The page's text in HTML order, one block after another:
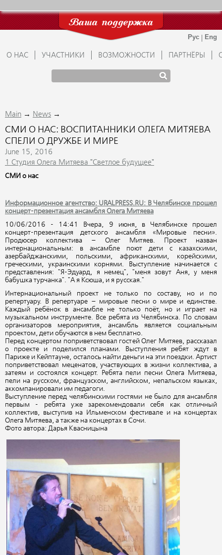
Ваша поддержка
О НАС УЧАСТНИКИ ВОЗМОЖНОСТИ ПАРТНЁРЫ
Main → News →
СМИ О НАС: ВОСПИТАННИКИ ОЛЕГА МИТЯЕВА
СПЕЛИ О ДРУЖБЕ И МИРЕ
June 15, 2016
1 Студия Олега Митяева "Светлое будущее"
СМИ о нас
Информационное агентство: URALPRESS.RU: В Челябинске прошел
концерт-презентация ансамбля Олега Митяева
10/06/2016 - 14:41 Вчера, 9 июня, в Челябинске прошел
концерт-презентация детского ансамбля «Мировые песни».
Продюсер коллектива – Олег Митяев. Проект назван
интернациональным: в ансамбле поют дети с казахскими,
азербайджанскими, польскими, африканскими, корейскими,
греческими, украинскими корнями. Выступление начинается с
представления: "Я-Эдуард, я немец", "меня зовут Аня, у меня
бабушка турчанка". "А я Ксюша, и я русская."
Интернациональный проект не только по составу, но и по
репертуару. В репертуаре – мировые песни о мире и единстве.
Каждый ребёнок в ансамбле не только поёт, но и играет на
музыкальном инструменте. Все ребята из Челябинска. По словам
организаторов мероприятия, ансамбль является социальным
проектом, дети обучаются в нем бесплатно.
Перед концертом поприветствовал гостей Олег Митяев, рассказал
о проекте и поделился планами. Выступления ребят ждут в
Париже и Кейптауне, осталось найти деньги на эти поездки. Артист
поприветствовал меценатов, участвующих в жизни коллектива, а
затеям и состоялся концерт. Ребята пели песни Олега Митяева,
пели на русском, французском, английском, непальском языках,
аккомпанировали им педагоги.
Выступление перед челябинскими гостями не было для ансамбля
первым - ребята уже зарекомендовали себя как отличный
коллектив, выступив на Ильменском фестивале и на концертах
Олега Митяева, а также на концертах в Сочи.
Фото автора: Дарья Квасницына